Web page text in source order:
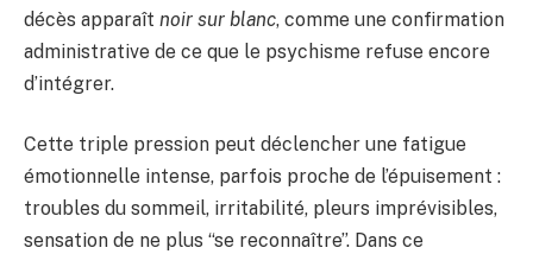
décès apparaît noir sur blanc, comme une confirmation
administrative de ce que le psychisme refuse encore
d’intégrer.
Cette triple pression peut déclencher une fatigue
émotionnelle intense, parfois proche de l’épuisement :
troubles du sommeil, irritabilité, pleurs imprévisibles,
sensation de ne plus “se reconnaître”. Dans ce